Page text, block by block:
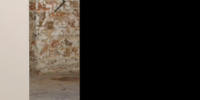
Image suivante